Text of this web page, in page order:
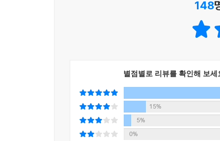
148
별점별로 리뷰를 확인해 보세
15%
5%
0%